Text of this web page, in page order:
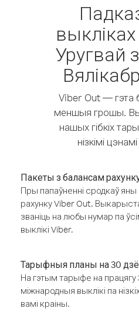
выкліках
Уругвай
Viber Out — гэта
меншыя грошы.
нашых гібкіх
нізкімі
Пакеты з балансам
Пры папаўненні сродкаў
рахунку Viber Out.
званіць на любы нумар па
выклікі Viber.
Тарыфныя планы на 30
На гэтым тарыфе на працягу
міжнародныя выклікі па
вамі краіны.